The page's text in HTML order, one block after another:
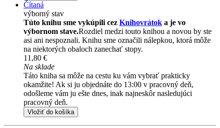
Čítaná
výborný stav
Túto knihu sme vykúpili cez Knihovrátok a je vo
výbornom stave.Rozdiel medzi touto knihou a novou by ste
asi ani nespoznali. Knihu sme označili nálepkou, ktorá môže
na niektorých obaloch zanechať stopy.
11,80 €
Na sklade
Táto kniha sa môže na cestu ku vám vybrať prakticky
okamžite! Ak si ju objednáte do 13:00 v pracovný deň,
odošleme vám ju ešte dnes, inak najneskôr nasledujúci
pracovný deň.
Vložiť do košíka